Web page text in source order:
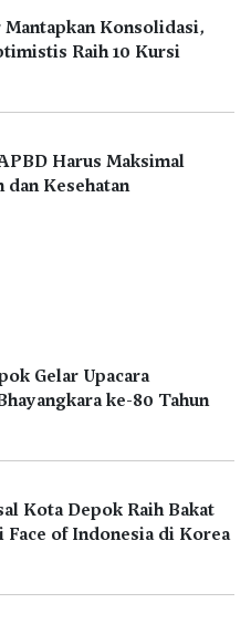
Konsolidasi,
Raih 10 Kursi
Harus Maksimal
Kesehatan
Gelar Upacara
ke-80 Tahun
Kota Depok Raih Bakat
of Indonesia di Korea